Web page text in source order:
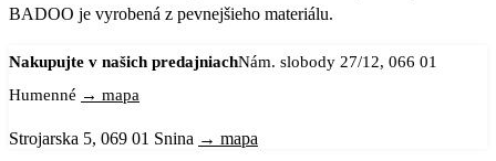
BADOO je vyrobená z pevnejšieho materiálu.
Nakupujte v našich predajniachNám. slobody 27/12, 066 01
Humenné → mapa
Strojarska 5, 069 01 Snina → mapa